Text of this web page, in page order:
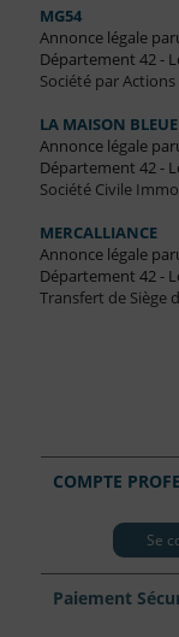
MG54
Annonce légale
Département 42 -
Société par Actions
LA MAISON BLEUE
Annonce légale
Département 42 -
Société Civile
MERCALLIANCE
Annonce légale
Département 42 -
Transfert de Siège
COMPTE
Se
Paiement